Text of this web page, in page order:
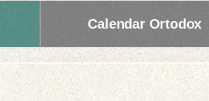
Calendar Ortodox